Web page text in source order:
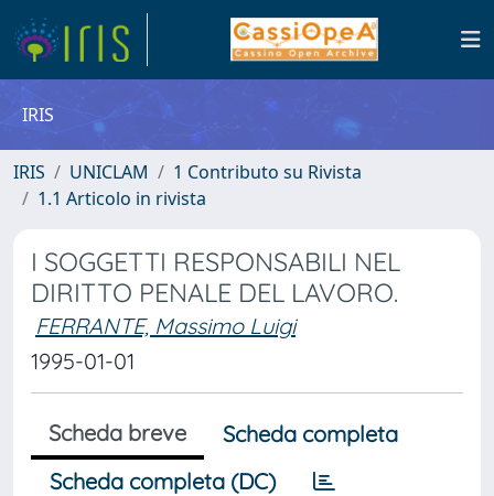
IRIS
IRIS UNICLAM
1 Contributo su Rivista
1.1 Articolo in rivista
I SOGGETTI RESPONSABILI NEL
DIRITTO PENALE DEL LAVORO.
FERRANTE, Massimo Luigi
1995-01-01
Scheda breve
Scheda completa
Scheda completa (DC)